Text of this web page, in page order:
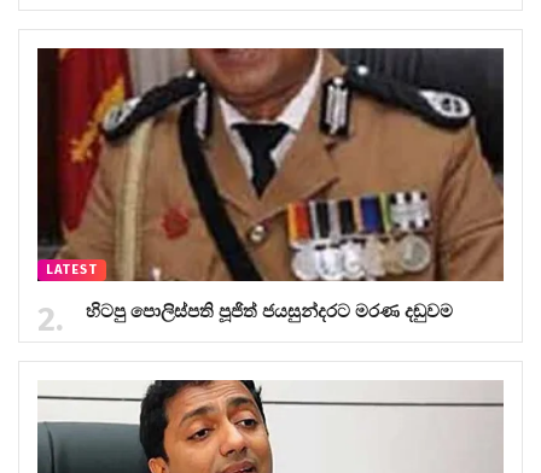
LATEST
හිටපු පොලිස්පති පූජිත් ජයසුන්දරට මරණ දඬුවම